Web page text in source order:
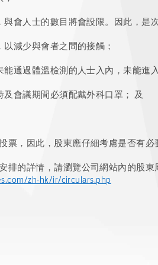
會人士的數目將會設限。因此，是
減少與會者之間的接觸；
通過體溫檢測的人士入內，未能進
及會議期間必須配戴外科口罩； 及
票，因此，股東應仔細考慮是否有
排的詳情，請瀏覽公司網站內的股東
zh-hk/ir/circulars.php